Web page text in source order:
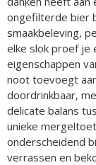
ongefilterde bier
smaakbeleving,
elke slok proef je
eigenschappen
noot toevoegt
doordrinkbaar,
delicate balans
unieke
onderscheidend
verrassen en